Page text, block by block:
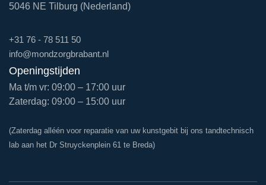
5046 NE Tilburg (Nederland)
+31 76 - 78 511 50
info@mondzorgbrabant.nl
Openingstijden
Ma t/m vr: 09:00 – 17:00 uur
Zaterdag: 09:00 – 15:00 uur
(Zaterdag alléén voor reparatie van uw kunstgebit bij ons tandtechnisch
lab aan het Dr Struyckenplein 61 te Breda)